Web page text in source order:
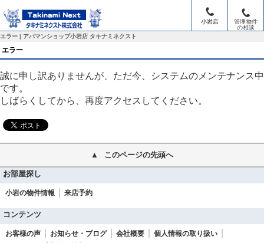
小岩店
管理物件
の相談
エラー | アパマンショップ小岩店 タキナミネクスト
トップ > エラー
エラー
誠に申し訳ありませんが、ただ今、システムのメンテナンス中
です。
しばらくしてから、再度アクセスしてください。
このページの先頭へ
お部屋探し
小岩の物件情報 来店予約
コンテンツ
お客様の声 お知らせ・ブログ 会社概要
個人情報の取り扱い